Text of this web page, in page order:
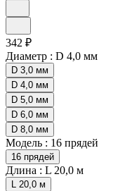
342 ₽
Диаметр : D 4,0 мм
D 3,0 мм
D 4,0 мм
D 5,0 мм
D 6,0 мм
D 8,0 мм
Модель : 16 прядей
16 прядей
Длина : L 20,0 м
L 20,0 м